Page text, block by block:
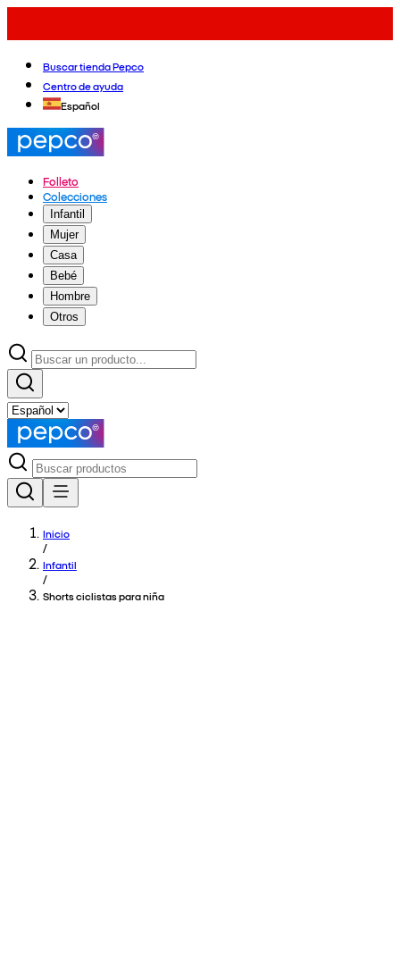
Buscar tienda Pepco
Centro de ayuda
Español
Folleto
Colecciones
Infantil
Mujer
Casa
Bebé
Hombre
Otros
Inicio
/
Infantil
/
Shorts ciclistas para niña